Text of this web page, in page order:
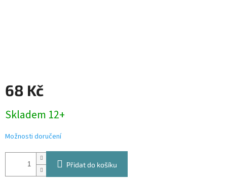
68 Kč
cena:
Skladem 12+
Možnosti doručení
Přidat do košíku